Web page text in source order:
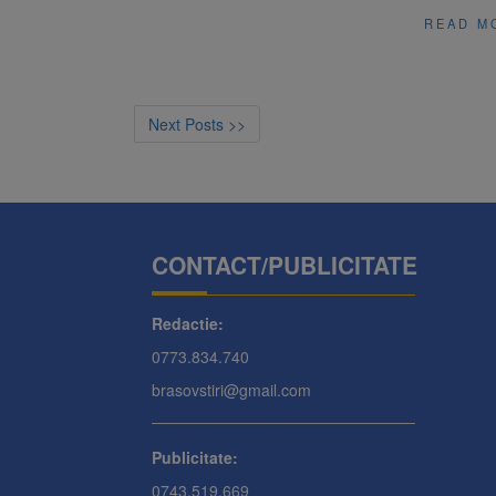
READ
Next Posts >>
CONTACT/PUBLICITATE
Redactie:
0773.834.740
brasovstiri@gmail.com
Publicitate:
0743.519.669